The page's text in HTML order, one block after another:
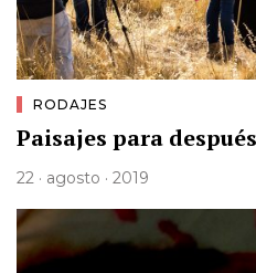
RODAJES
Paisajes para
22 · agosto · 2019